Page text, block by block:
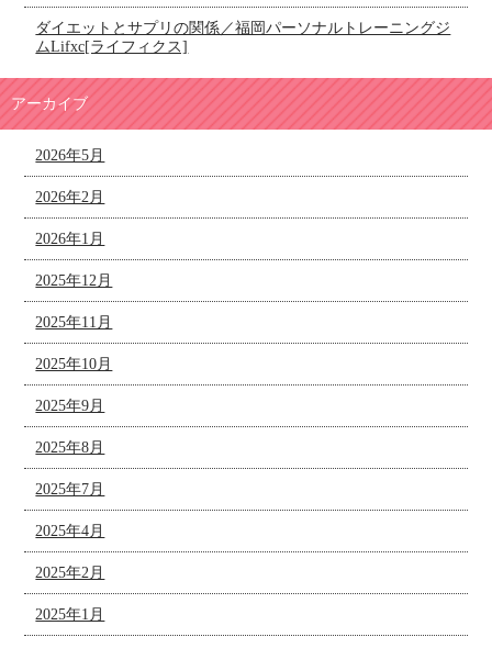
ダイエットとサプリの関係／福岡パーソナルトレーニングジ
ムLifxc[ライフィクス]
アーカイブ
2026年5月
2026年2月
2026年1月
2025年12月
2025年11月
2025年10月
2025年9月
2025年8月
2025年7月
2025年4月
2025年2月
2025年1月